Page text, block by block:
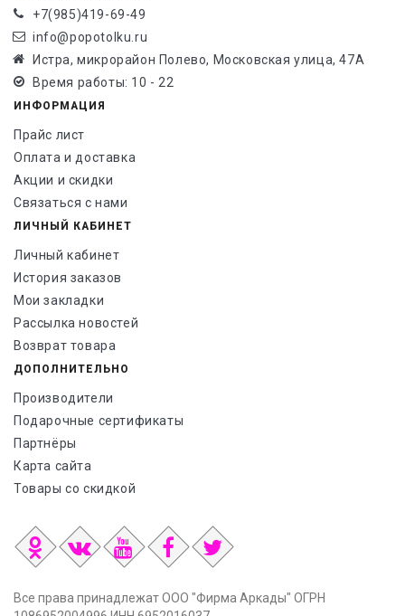
+7(985)419-69-49
info@popotolku.ru
Истра, микрорайон Полево, Московская улица, 47А
Время работы: 10 - 22
ИНФОРМАЦИЯ
Прайс лист
Оплата и доставка
Акции и скидки
Связаться с нами
ЛИЧНЫЙ КАБИНЕТ
Личный кабинет
История заказов
Мои закладки
Рассылка новостей
Возврат товара
ДОПОЛНИТЕЛЬНО
Производители
Подарочные сертификаты
Партнёры
Карта сайта
Товары со скидкой
Все права принадлежат ООО "Фирма Аркады" ОГРН